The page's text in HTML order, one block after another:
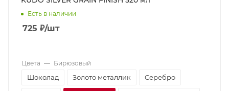
Есть в наличии
725 ₽/шт
Цвета — Бирюзовый
Шоколад Золото металлик Серебро